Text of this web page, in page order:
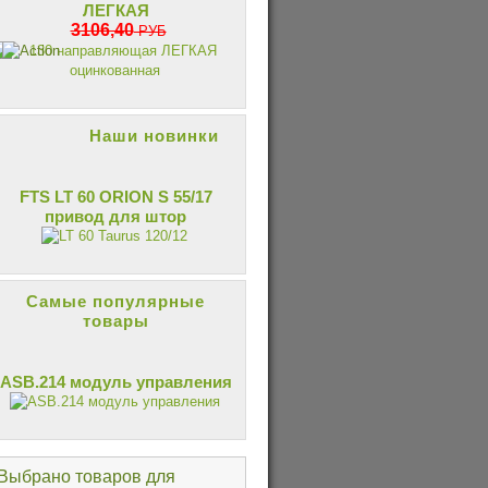
ЛЕГКАЯ
3106,40РУБ
Наши новинки
FTS LT 60 ORION S 55/17
привод для штор
Самые популярные
товары
ASB.214 модуль управления
товаров для